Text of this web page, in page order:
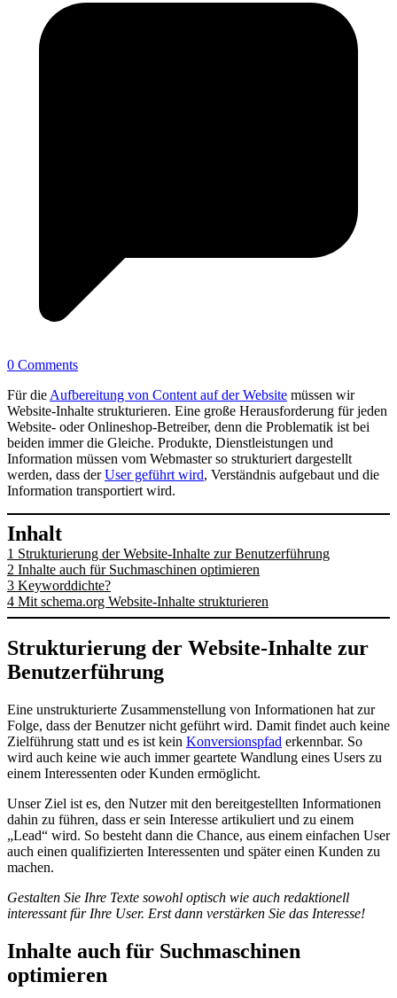
0 Comments
Für die Aufbereitung von Content auf der Website müssen wir
Website-Inhalte strukturieren. Eine große Herausforderung für jeden
Website- oder Onlineshop-Betreiber, denn die Problematik ist bei
beiden immer die Gleiche. Produkte, Dienstleistungen und
Information müssen vom Webmaster so strukturiert dargestellt
werden, dass derUser geführt wird, Verständnis aufgebaut und die
Information transportiert wird.
Inhalt
1 Strukturierung der Website-Inhalte zur Benutzerführung
2 Inhalte auch für Suchmaschinen optimieren
3 Keyworddichte?
4 Mit schema.org Website-Inhalte strukturieren
Strukturierung der Website-Inhalte zur
Benutzerführung
Eine unstrukturierte Zusammenstellung von Informationen hat zur
Folge, dass der Benutzer nicht geführt wird. Damit findet auch keine
Zielführung statt und es ist kein Konversionspfad erkennbar. So
wird auch keine wie auch immer geartete Wandlung eines Users zu
einem Interessenten oder Kunden ermöglicht.
Unser Ziel ist es, den Nutzer mit den bereitgestellten Informationen
dahin zu führen, dass er sein Interesse artikuliert und zu einem
„Lead“ wird. So besteht dann die Chance, aus einem einfachen User
auch einen qualifizierten Interessenten und später einen Kunden zu
machen.
Gestalten Sie Ihre Texte sowohl optisch wie auch redaktionell
interessant für Ihre User. Erst dann verstärken Sie das Interesse!
Inhalte auch für Suchmaschinen
optimieren